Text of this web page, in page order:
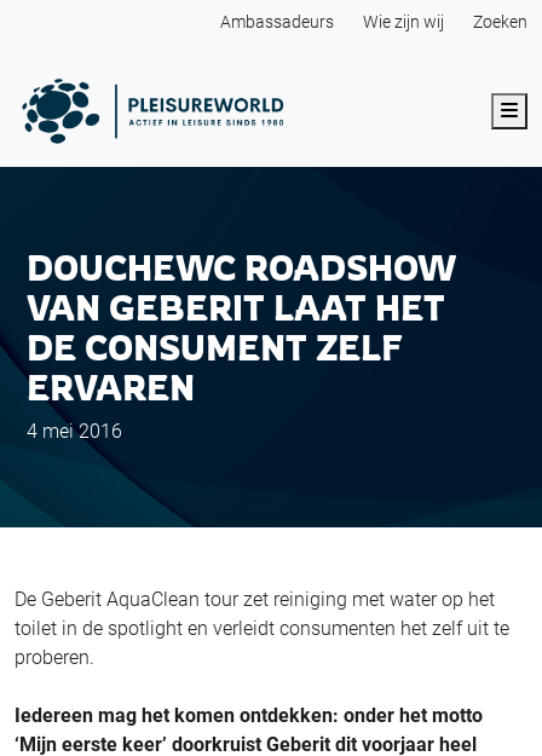
Ambassadeurs Wie zijn wij Zoeken
DOUCHEWC ROADSHOW
VAN GEBERIT LAAT HET
DE CONSUMENT ZELF
ERVAREN
4 mei 2016
De Geberit AquaClean tour zet reiniging met water op het
toilet in de spotlight en verleidt consumenten het zelf uit te
proberen.
Iedereen mag het komen ontdekken: onder het motto
‘Mijn eerste keer’ doorkruist Geberit dit voorjaar heel